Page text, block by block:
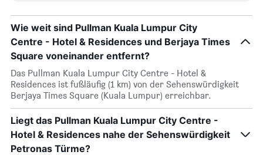
Wie weit sind Pullman Kuala Lumpur City
Centre - Hotel & Residences und Berjaya Times
Square voneinander entfernt?
Das Pullman Kuala Lumpur City Centre - Hotel &
Residences ist fußläufig (1 km) von der Sehenswürdigkeit
Berjaya Times Square (Kuala Lumpur) erreichbar.
Liegt das Pullman Kuala Lumpur City Centre -
Hotel & Residences nahe der Sehenswürdigkeit
Petronas Türme?